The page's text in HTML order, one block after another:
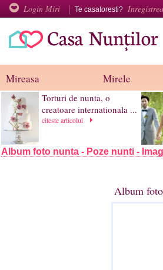
Login Miri Te casatoresti?
Mireasa Mirele
Torturi de nunta, o
creatoare internationala ...
citeste articolul
Album foto nunta - Poze nunti -
Album